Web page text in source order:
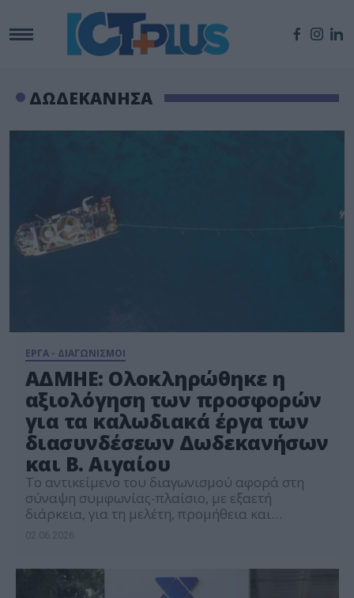
ΔΩΔΕΚΑΝΗΣΑ
ΕΡΓΑ - ΔΙΑΓΩΝΙΣΜΟΙ
ΑΔΜΗΕ: Ολοκληρώθηκε η
αξιολόγηση των προσφορών
για τα καλωδιακά έργα των
διασυνδέσεων Δωδεκανήσων
και Β. Αιγαίου
Το αντικείμενο του διαγωνισμού αφορά στη
σύναψη συμφωνίας-πλαίσιο, με εξαετή
διάρκεια, για τη μελέτη, προμήθεια και
συμπλεγμάτων